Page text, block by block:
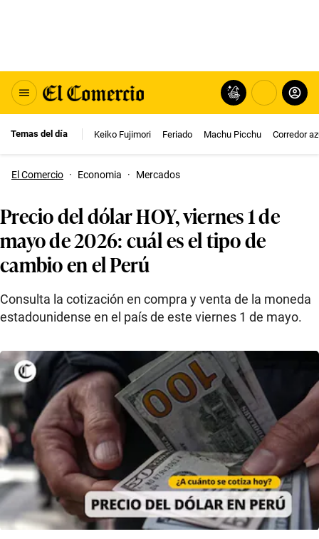
Temas del día Keiko Fujimori Feriado Machu Picchu Corredor
El Comercio · Economia · Mercados
Precio del dólar HOY, viernes 1 de
mayo de 2026: cuál es el tipo de
cambio en el Perú
Consulta la cotización en compra y venta de la moneda
estadounidense en el país de este viernes 1 de mayo.